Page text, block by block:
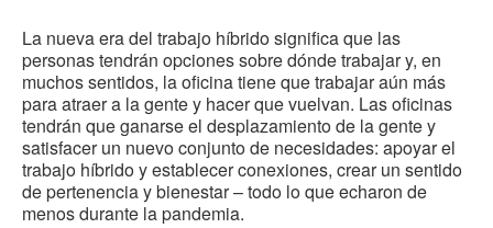
La nueva era del trabajo híbrido significa que las
personas tendrán opciones sobre dónde trabajar y, en
muchos sentidos, la oficina tiene que trabajar aún más
para atraer a la gente y hacer que vuelvan. Las oficinas
tendrán que ganarse el desplazamiento de la gente y
satisfacer un nuevo conjunto de necesidades: apoyar el
trabajo híbrido y establecer conexiones, crear un sentido
de pertenencia y bienestar – todo lo que echaron de
menos durante la pandemia.